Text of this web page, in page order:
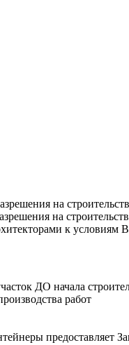
на
на
к условиям
ДО начала
работ
предоставляет